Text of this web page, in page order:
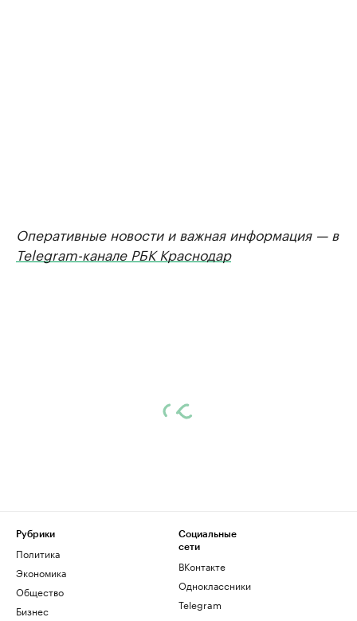
Оперативные новости и важная информация — в
Telegram-канале РБК Краснодар
Рубрики
Политика
Экономика
Общество
Бизнес
Социальные
сети
ВКонтакте
Одноклассники
Telegram